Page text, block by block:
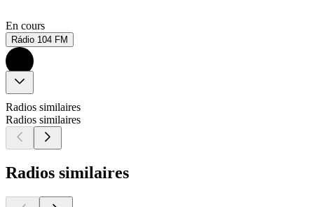
En cours
Rádio 104 FM
Radios similaires
Radios similaires
Radios similaires